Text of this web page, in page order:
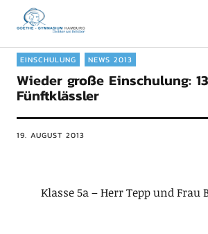
Goethe-Gymnasium
EINSCHULUNG NEWS 2013
Wieder große Einschulung:
Fünftklässler
19. AUGUST 2013
Klasse 5a – Herr Tepp und Frau